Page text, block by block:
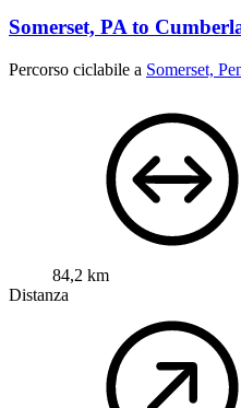
Somerset, PA to
Percorso ciclabile a Somerset,
84,2 km
Distanza